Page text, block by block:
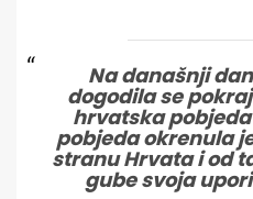
Na današnji
dogodila se
hrvatska
pobjeda okrenula
stranu Hrvata i od
gube svoja